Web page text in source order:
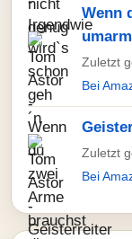
Wenn
Zuletzt
Bei
Zuletzt
Bei